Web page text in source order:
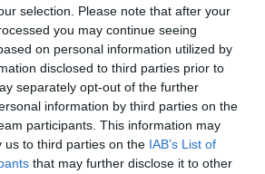
selection. Please note that after your
you may continue seeing
on personal information utilized by
disclosed to third parties prior to
separately opt-out of the further
information by third parties on the
participants. This information may
us to third parties on the IAB’s List of
that may further disclose it to other
4999-829-469